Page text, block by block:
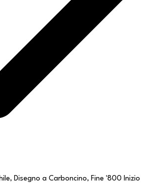
Disegno a Carboncino, Fine '800 Inizio